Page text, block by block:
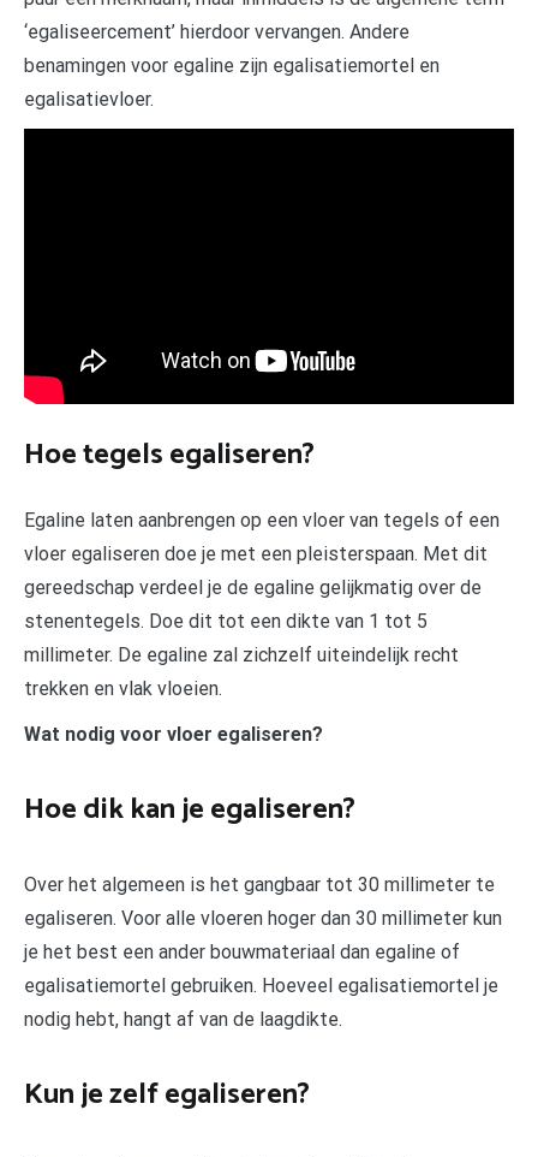
‘egaliseercement’ hierdoor vervangen. Andere
benamingen voor egaline zijn egalisatiemortel en
egalisatievloer.
Hoe tegels egaliseren?
Egaline laten aanbrengen op een vloer van tegels of een
vloer egaliseren doe je met een pleisterspaan. Met dit
gereedschap verdeel je de egaline gelijkmatig over de
stenentegels. Doe dit tot een dikte van 1 tot 5
millimeter. De egaline zal zichzelf uiteindelijk recht
trekken en vlak vloeien.
Wat nodig voor vloer egaliseren?
Hoe dik kan je egaliseren?
Over het algemeen is het gangbaar tot 30 millimeter te
egaliseren. Voor alle vloeren hoger dan 30 millimeter kun
je het best een ander bouwmateriaal dan egaline of
egalisatiemortel gebruiken. Hoeveel egalisatiemortel je
nodig hebt, hangt af van de laagdikte.
Kun je zelf egaliseren?